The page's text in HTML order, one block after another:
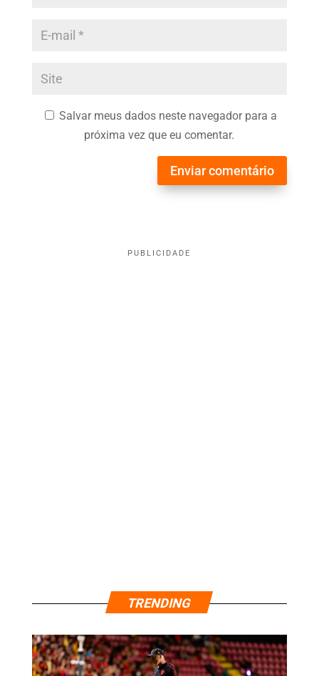
Salvar meus dados neste navegador para a
próxima vez que eu comentar.
Enviar comentário
PUBLICIDADE
TRENDING